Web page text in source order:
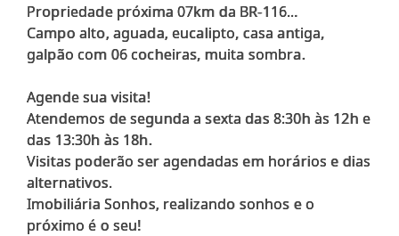
Propriedade próxima 07km da BR-116...
Campo alto, aguada, eucalipto, casa antiga,
galpão com 06 cocheiras, muita sombra.
Agende sua visita!
Atendemos de segunda a sexta das 8:30h às 12h e
das 13:30h às 18h.
Visitas poderão ser agendadas em horários e dias
alternativos.
Imobiliária Sonhos, realizando sonhos e o
próximo é o seu!